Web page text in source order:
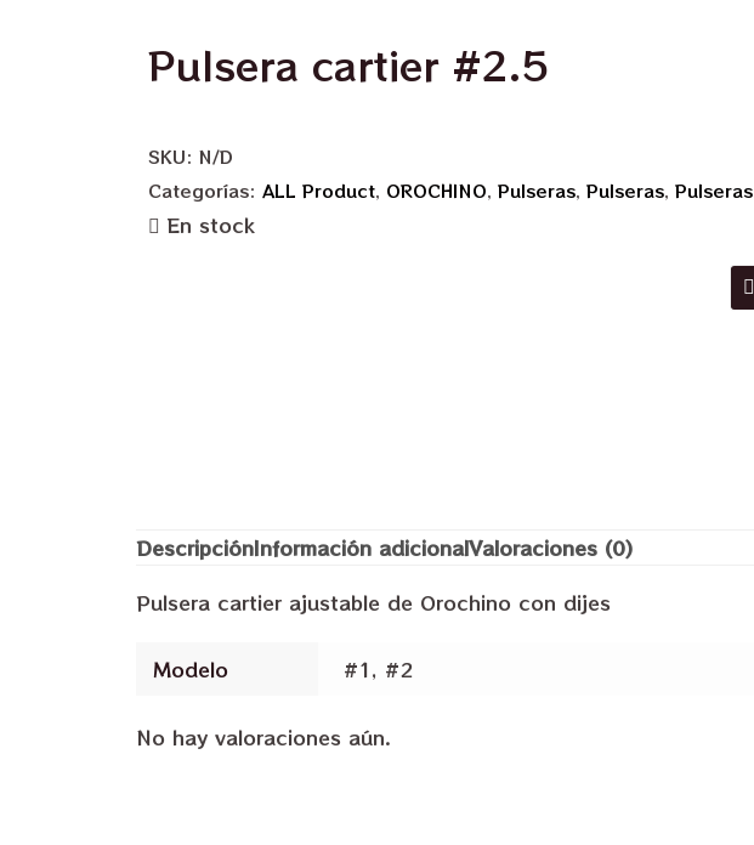
Pulsera cartier #2.5
SKU: N/D
Categorías: ALL Product, OROCHINO, Pulseras, Pulseras, Pulseras
En stock
DescripciónInformación adicionalValoraciones (0)
Pulsera cartier ajustable de Orochino con dijes
Modelo #1, #2
No hay valoraciones aún.